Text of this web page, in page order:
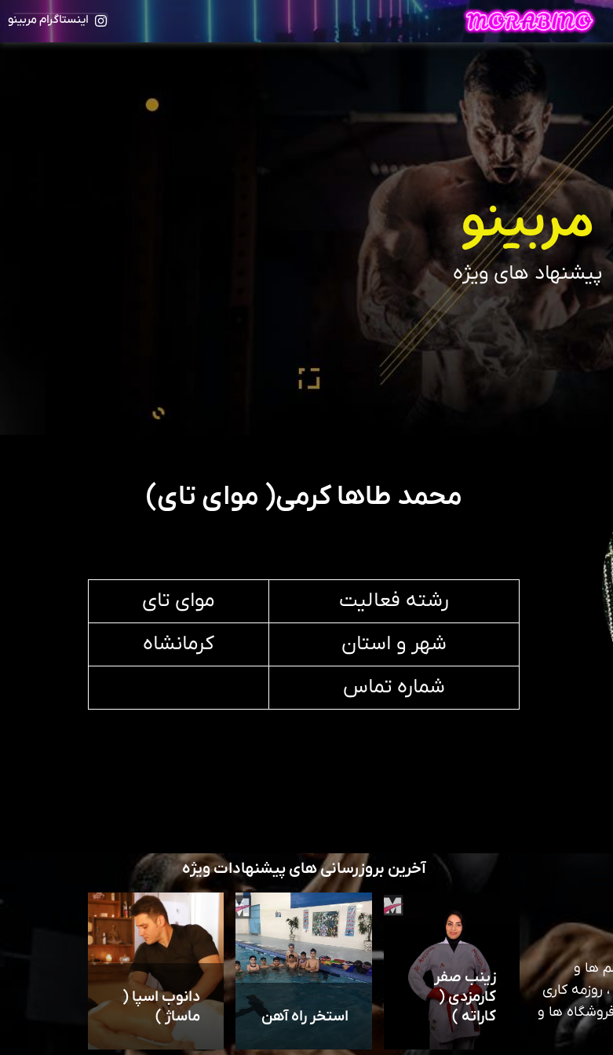
اینستاگرام مربینو
مربینو
پیشنهاد های ویژه
محمد طاها کرمی( موای تای)
رشته فعالیت
موای تای
شهر و استان
کرمانشاه
شماره تماس
ها و
روزمه کاری
ها و
آخرین بروزرسانی های پیشنهادات ویژه
زینب صفر
کارمزدی (
کاراته )
استخر راه آهن
دانوب اسپا (
ماساژ )